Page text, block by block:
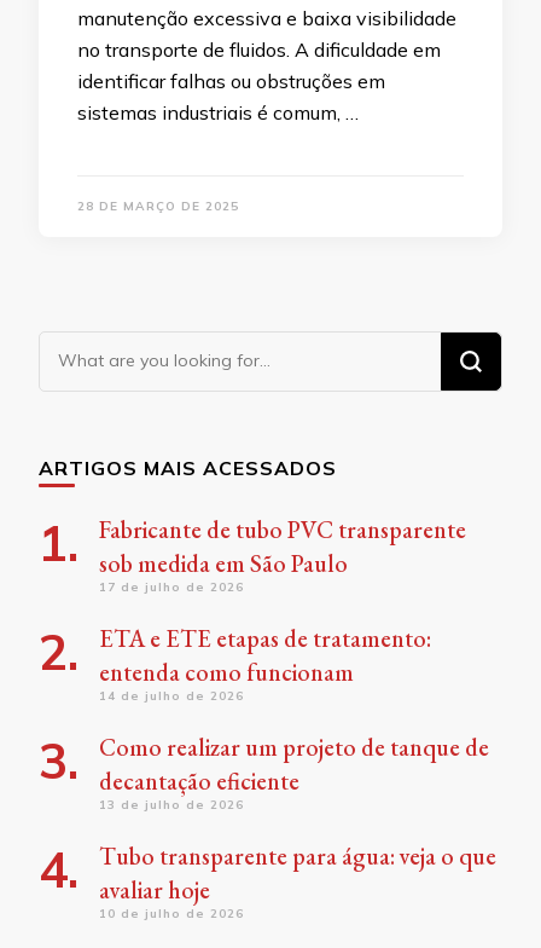
manutenção excessiva e baixa visibilidade
no transporte de fluidos. A dificuldade em
identificar falhas ou obstruções em
sistemas industriais é comum, …
28 DE MARÇO DE 2025
Looking
for
ARTIGOS MAIS ACESSADOS
Fabricante de tubo PVC transparente
sob medida em São Paulo
17 de julho de 2026
ETA e ETE etapas de tratamento:
entenda como funcionam
14 de julho de 2026
Como realizar um projeto de tanque de
decantação eficiente
13 de julho de 2026
Tubo transparente para água: veja o que
avaliar hoje
10 de julho de 2026